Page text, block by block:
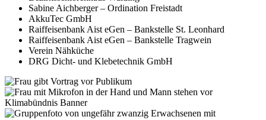
Sabine Aichberger – Ordination Freistadt
AkkuTec GmbH
Raiffeisenbank Aist eGen – Bankstelle St. Leonhard
Raiffeisenbank Aist eGen – Bankstelle Tragwein
Verein Nähküche
DRG Dicht- und Klebetechnik GmbH